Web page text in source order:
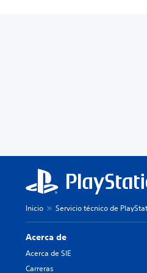
Inicio Servicio técnico de
Acerca de
Acerca de SIE
Carreras